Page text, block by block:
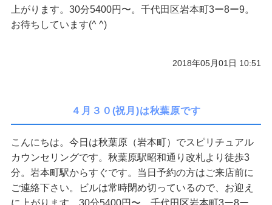
ご予約/お問い合わせ
上がります。30分5400円〜。千代田区岩本町3ー8ー9。
お待ちしています(^ ^)
2018年05月01日 10:51
４月３０(祝月)は秋葉原です
こんにちは。今日は秋葉原（岩本町）でスピリチュアル
カウンセリングです。秋葉原駅昭和通り改札より徒歩3
分。岩本町駅からすぐです。当日予約の方はご来店前に
ご連絡下さい。ビルは常時閉め切っているので、お迎え
に上がります。30分5400円〜。千代田区岩本町3ー8ー